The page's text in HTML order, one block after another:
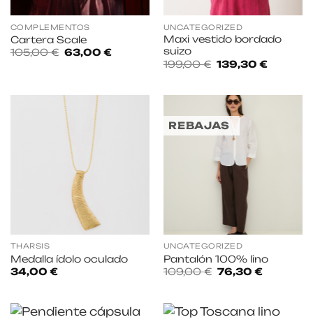
COMPLEMENTOS
Cartera Scale
105,00€ El
precio
63,00 €El
UNCATEGORIZED
Maxi vestido bordado
suizo
199,00€ El
precio
199,00 €.
139,30 €El
THARSIS
Medalla ídolo oculado
34,00 €
REBAJAS
UNCATEGORIZED
Pantalón 100% lino
109,00€ El
precio
109,00 €.
76,30 €El
76,30 €.